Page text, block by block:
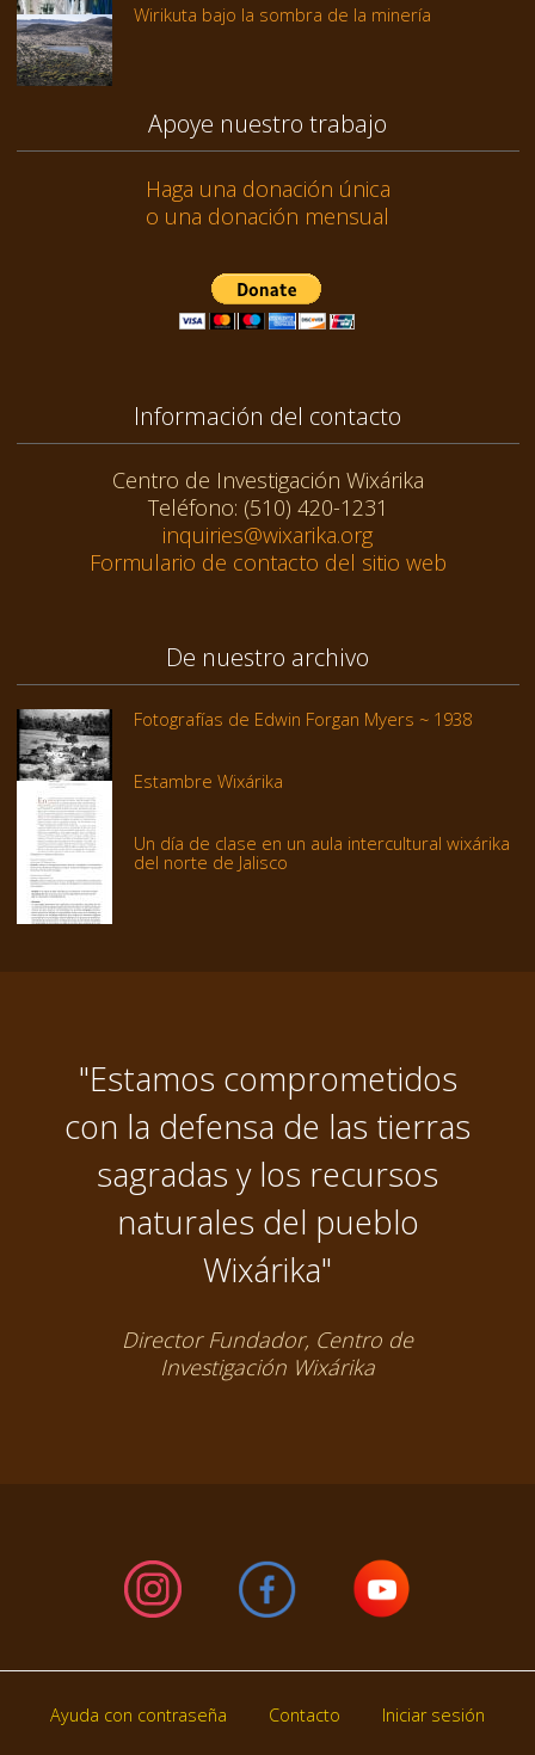
Wirikuta bajo la sombra de la minería
Apoye nuestro trabajo
Haga una donación única
o una donación mensual
Información del contacto
Centro de Investigación Wixárika
Teléfono: (510) 420-1231
inquiries@wixarika.org
Formulario de contacto del sitio web
De nuestro archivo
Fotografías de Edwin Forgan Myers ~ 1938
Estambre Wixárika
Un día de clase en un aula intercultural wixárika
del norte de Jalisco
"Estamos comprometidos
con la defensa de las tierras
sagradas y los recursos
naturales del pueblo
Wixárika"
Director Fundador, Centro de
Investigación Wixárika
Footer
Ayuda con contraseña Contacto Iniciar sesión